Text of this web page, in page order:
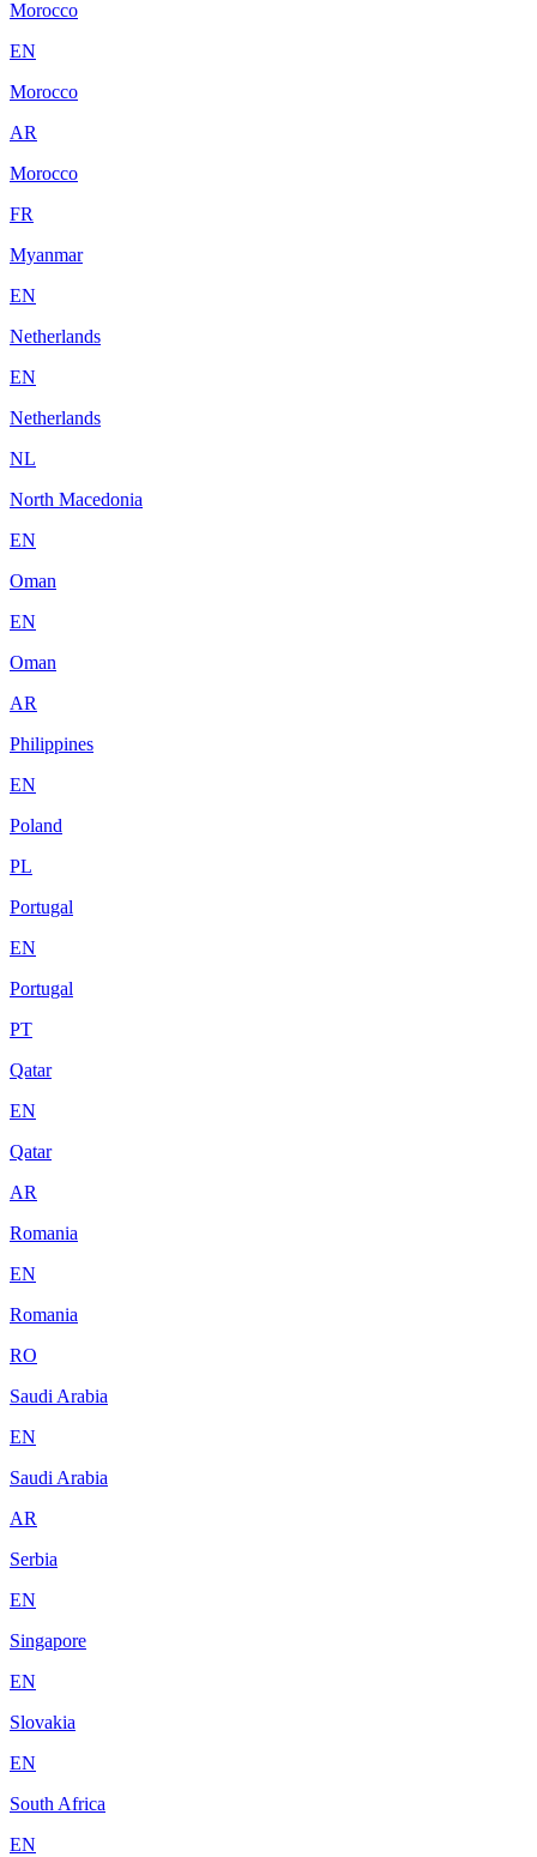
Morocco
EN
Morocco
AR
Morocco
FR
Myanmar
EN
Netherlands
EN
Netherlands
NL
North Macedonia
EN
Oman
EN
Oman
AR
Philippines
EN
Poland
PL
Portugal
EN
Portugal
PT
Qatar
EN
Qatar
AR
Romania
EN
Romania
RO
Saudi Arabia
EN
Saudi Arabia
AR
Serbia
EN
Singapore
EN
Slovakia
EN
South Africa
EN